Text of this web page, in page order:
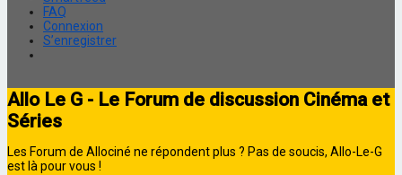
FAQ
Connexion
S’enregistrer
Allo Le G - Le Forum de discussion Cinéma et
Séries
Les Forum de Allociné ne répondent plus ? Pas de soucis, Allo-Le-G
est là pour vous !